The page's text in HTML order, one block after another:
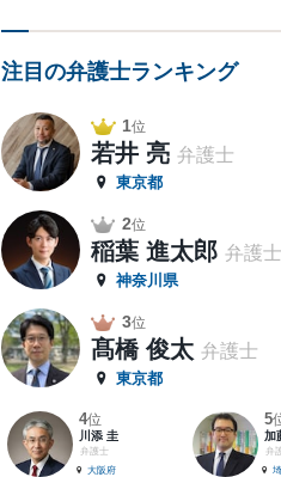
注目の弁護士ランキング
1位
若井 亮 弁護士
東京都
2位
稲葉 進太郎 弁護士
神奈川県
3位
髙橋 俊太 弁護士
東京都
4位
川添 圭
弁護士
大阪府
5
加
弁